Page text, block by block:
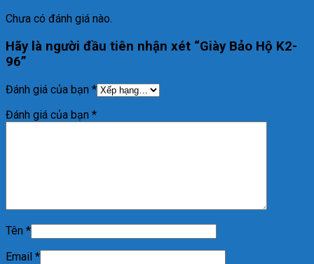
Chưa có đánh giá nào.
Hãy là người đầu tiên nhận xét “Giày Bảo Hộ K2-
96”
Đánh giá của bạn *
Đánh giá của bạn *
Tên *
Email *